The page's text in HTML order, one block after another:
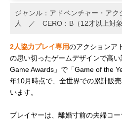
ジャンル：アドベンチャー・ア
人 ／ CERO：B（12才以上対象
2人協力プレイ専用のアクションア
の思い切ったゲームデザインで高
Game Awards」で「Game of the
年10月時点で、全世界での累計販
います。
プレイヤーは、離婚寸前の夫婦コ